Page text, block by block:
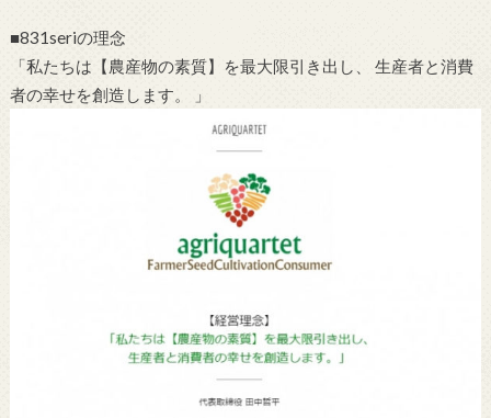
■831seriの理念
「私たちは【農産物の素質】を最大限引き出し、 生産者と消費
者の幸せを創造します。 」